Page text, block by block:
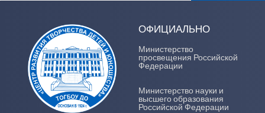
ОФИЦИАЛЬНО
Министерство
просвещения Российской
Федерации
Министерство науки и
высшего образования
Российской Федерации